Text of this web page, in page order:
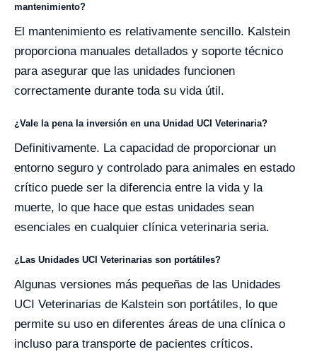
mantenimiento?
El mantenimiento es relativamente sencillo. Kalstein
proporciona manuales detallados y soporte técnico
para asegurar que las unidades funcionen
correctamente durante toda su vida útil.
¿Vale la pena la inversión en una Unidad UCI Veterinaria?
Definitivamente. La capacidad de proporcionar un
entorno seguro y controlado para animales en estado
crítico puede ser la diferencia entre la vida y la
muerte, lo que hace que estas unidades sean
esenciales en cualquier clínica veterinaria seria.
¿Las Unidades UCI Veterinarias son portátiles?
Algunas versiones más pequeñas de las Unidades
UCI Veterinarias de Kalstein son portátiles, lo que
permite su uso en diferentes áreas de una clínica o
incluso para transporte de pacientes críticos.